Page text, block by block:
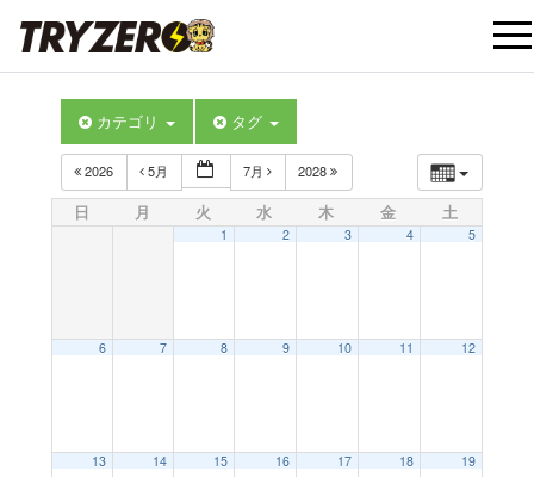
t
カテゴリ タグ
2026 5月 7月 2028
日 月 火 水 木 金 土
1 2 3 4 5
6 7 8 9 10 11 12
13 14 15 16 17 18 19